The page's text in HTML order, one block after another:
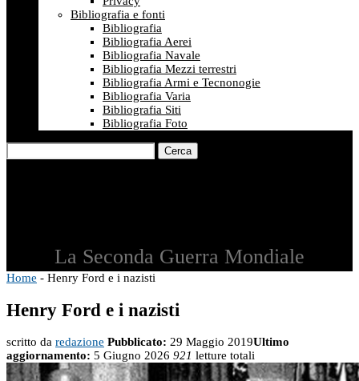
Bibliografia e fonti
Bibliografia
Bibliografia Aerei
Bibliografia Navale
Bibliografia Mezzi terrestri
Bibliografia Armi e Tecnonogie
Bibliografia Varia
Bibliografia Siti
Bibliografia Foto
Cerca
La Seconda Guerra Mondiale
Home - Henry Ford e i nazisti
Henry Ford e i nazisti
scritto da redazione Pubblicato: 29 Maggio 2019Ultimo
aggiornamento: 5 Giugno 2026 921 letture totali